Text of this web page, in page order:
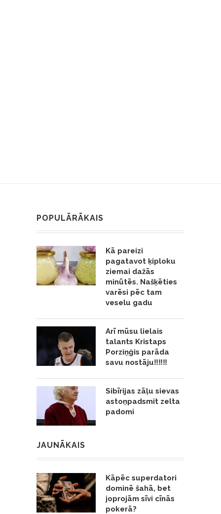
POPULĀRĀKAIS
Kā pareizi
pagatavot ķiploku
ziemai dažās
minūtēs. Našķēties
varēsi pēc tam
veselu gadu
Arī mūsu lielais
talants Kristaps
Porziņģis parāda
savu nostāju‼️‼️‼️
Sibīrijas zāļu sievas
astoņpadsmit zelta
padomi
JAUNĀKAIS
Kāpēc superdatori
dominē šahā, bet
joprojām sīvi cīnās
pokerā?